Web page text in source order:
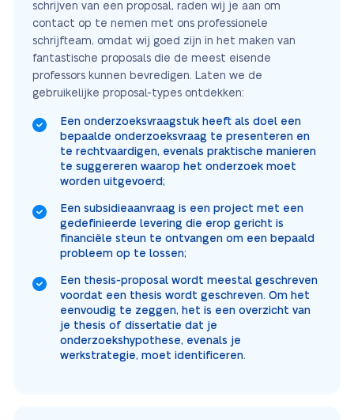
schrijven van een proposal, raden wij je aan om
contact op te nemen met ons professionele
schrijfteam, omdat wij goed zijn in het maken van
fantastische proposals die de meest eisende
professors kunnen bevredigen. Laten we de
gebruikelijke proposal-types ontdekken:
Een onderzoeksvraagstuk heeft als doel een
bepaalde onderzoeksvraag te presenteren en
te rechtvaardigen, evenals praktische manieren
te suggereren waarop het onderzoek moet
worden uitgevoerd;
Een subsidieaanvraag is een project met een
gedefinieerde levering die erop gericht is
financiële steun te ontvangen om een bepaald
probleem op te lossen;
Een thesis-proposal wordt meestal geschreven
voordat een thesis wordt geschreven. Om het
eenvoudig te zeggen, het is een overzicht van
je thesis of dissertatie dat je
onderzoekshypothese, evenals je
werkstrategie, moet identificeren.